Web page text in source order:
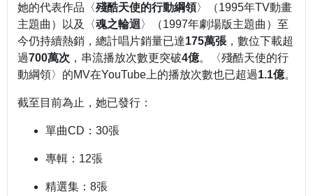
她的代表作品〈殘酷天使的行動綱領〉（1995年TV動畫
主題曲）以及〈魂之輪迴 〉（1997年劇場版主題曲）至
今仍持續熱銷，總計唱片銷量已達175萬張 ，數位下載超
過700萬次 ，串流播放次數更突破4億。〈殘酷天使的行
動綱領〉的MV在YouTube上的播放次數也已超過1.1億。
截至目前為止，她已發行：
單曲CD：30張
專輯：12張
精選集：8張